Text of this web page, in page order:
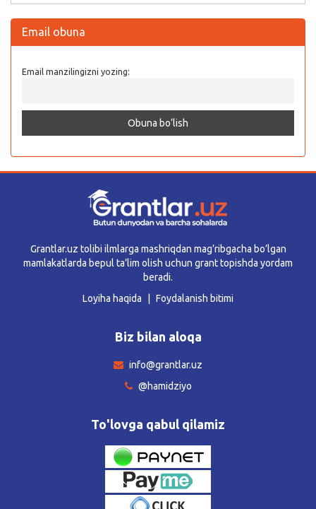
Email obuna
Email manzilingizni yozing:
Grantlar.uz tolibi ilmlarga mashriqdan mag’ribgacha bo’lgan
mamlakatlarda bepul ta’lim olish uchun grant topishda yordam
beradi.
Loyiha haqida
Foydalanish bitimi
Biz bilan aloqa
info@grantlar.uz
@hamidziyo
To'lovga qabul qilamiz